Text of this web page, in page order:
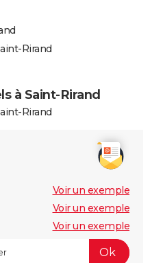
Rirand
à Saint-Rirand
Rirand
Voir un exemple
Voir un exemple
Voir un exemple